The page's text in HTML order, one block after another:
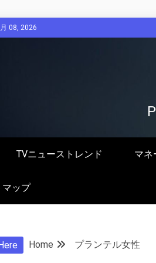
08, 2026
TVニューストレンド マネ
マップ
Home プランテル女性